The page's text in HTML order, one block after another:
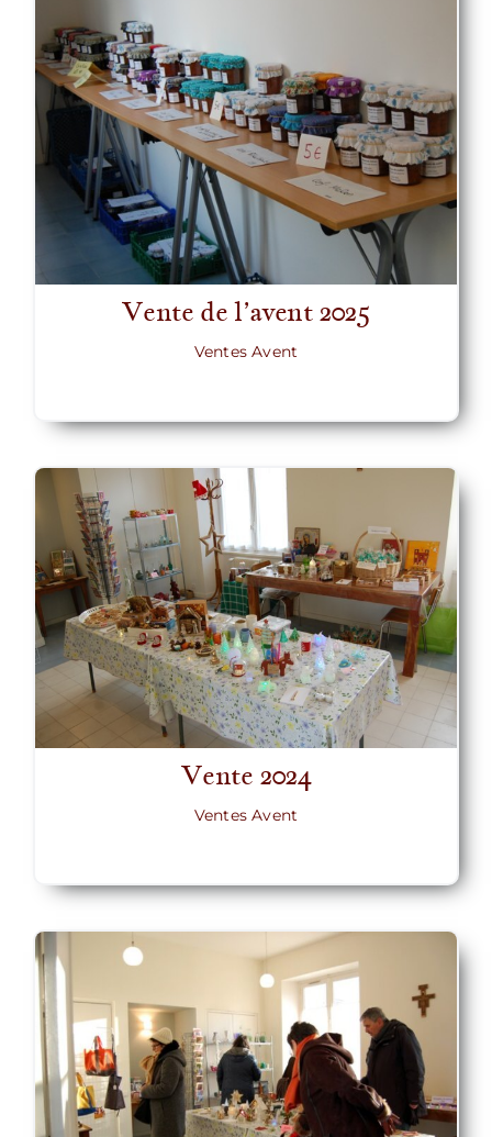
Vente de l’avent 2025
Ventes Avent
Vente 2024
Ventes Avent